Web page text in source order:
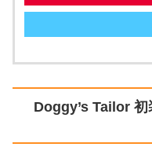
Doggy’s Tailor 初